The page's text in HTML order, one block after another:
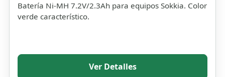
Batería Ni-MH 7.2V/2.3Ah para equipos Sokkia. Color
verde característico.
Ver Detalles